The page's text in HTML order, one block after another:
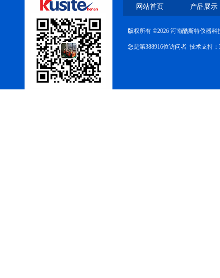
网站首页 产品展示
版权所有 ©2026 河南酷斯特仪器
您是第388916位访问者 技术支持：